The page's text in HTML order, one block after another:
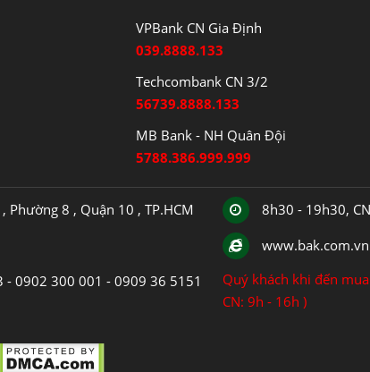
VPBank CN Gia Định
039.8888.133
Techcombank CN 3/2
56739.8888.133
MB Bank - NH Quân Đội
5788.386.999.999
Phường 8 , Quận 10 , TP.HCM
- 0902 300 001 - 0909 36 5151
8h30 - 19h30,
www.bak.com.vn
Quý khách khi đến
CN: 9h - 16h )